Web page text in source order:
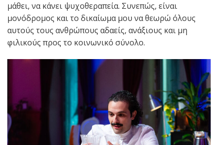
μάθει, να κάνει ψυχοθεραπεία. Συνεπώς, είναι
μονόδρομος και το δικαίωμα μου να θεωρώ όλους
αυτούς τους ανθρώπους αδαείς, ανάξιους και μη
φιλικούς προς το κοινωνικό σύνολο.